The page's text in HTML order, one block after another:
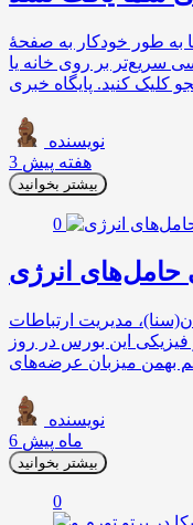
به طور خودکار به صفحهٔ
سریع‌تر بر روی خانه یا
کلیک کنید. پایگاه خبری
نویسنده
3 هفته پیش
بیشتر بخوانید
0
حامل‌های انرژی
مدیریت ارتباطات
فیزیکی این بورس در روز
بهمن میزبان عرضه‌های
نویسنده
6 ماه پیش
بیشتر بخوانید
0